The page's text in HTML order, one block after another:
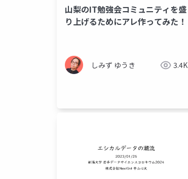
山梨のIT勉強会コミュニティを盛
り上げるためにアレ作ってみた！
しみず ゆうき 3.4K